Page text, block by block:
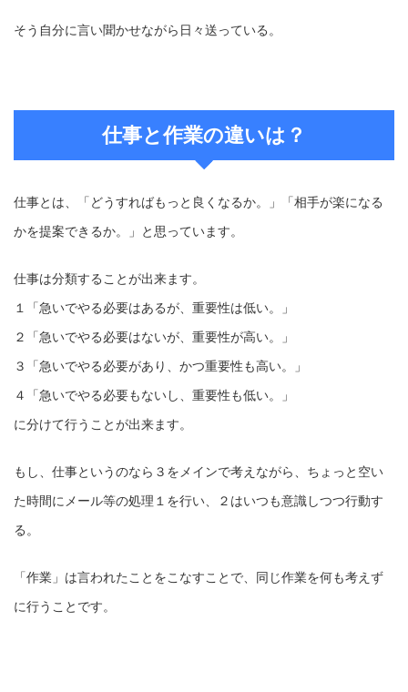
そう自分に言い聞かせながら日々送っている。
仕事と作業の違いは？
仕事とは、「どうすればもっと良くなるか。」「相手が楽になる
かを提案できるか。」と思っています。
仕事は分類することが出来ます。
１「急いでやる必要はあるが、重要性は低い。」
２「急いでやる必要はないが、重要性が高い。」
３「急いでやる必要があり、かつ重要性も高い。」
４「急いでやる必要もないし、重要性も低い。」
に分けて行うことが出来ます。
もし、仕事というのなら３をメインで考えながら、ちょっと空い
た時間にメール等の処理１を行い、２はいつも意識しつつ行動す
る。
「作業」は言われたことをこなすことで、同じ作業を何も考えず
に行うことです。